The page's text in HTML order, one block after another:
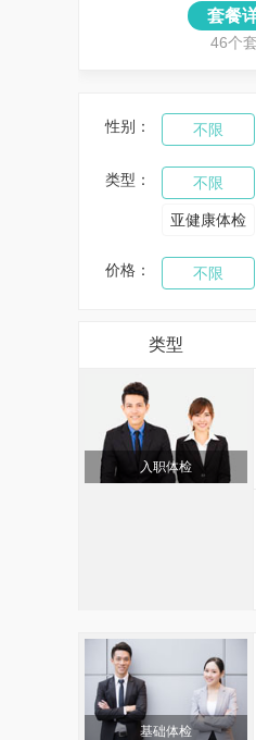
套餐
46个
性别： 不限
类型： 不限
亚健康体检
价格： 不限
类型
入职体检
基础体检